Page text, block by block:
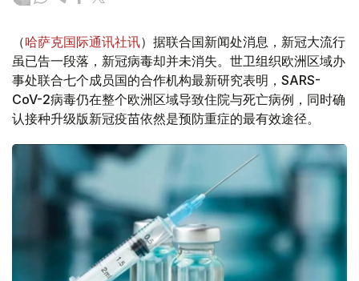
（哈萨克国际通讯社讯）据联合国新闻处消息，新冠大流行
虽已告一段落，新冠病毒却并未消失。世卫组织欧洲区域办
事处联合七个成员国的合作机构最新研究表明，SARS-
CoV-2病毒仍在整个欧洲区域导致住院与死亡病例，同时确
认接种升级版新冠疫苗依然是预防重症的最有效途径。